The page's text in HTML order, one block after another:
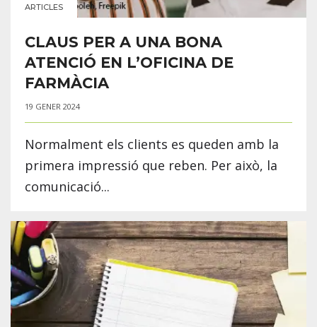
ARTICLES
CLAUS PER A UNA BONA
ATENCIÓ EN L’OFICINA DE
FARMÀCIA
19 GENER 2024
Normalment els clients es queden amb la
primera impressió que reben. Per això, la
comunicació...